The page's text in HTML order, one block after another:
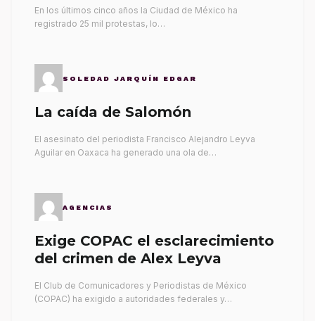
En los últimos cinco años la Ciudad de México ha
registrado 25 mil protestas, lo…
SOLEDAD JARQUÍN EDGAR
La caída de Salomón
El asesinato del periodista Francisco Alejandro Leyva
Aguilar en Oaxaca ha generado una ola de…
AGENCIAS
Exige COPAC el esclarecimiento
del crimen de Alex Leyva
El Club de Comunicadores y Periodistas de México
(COPAC) ha exigido a autoridades federales y…